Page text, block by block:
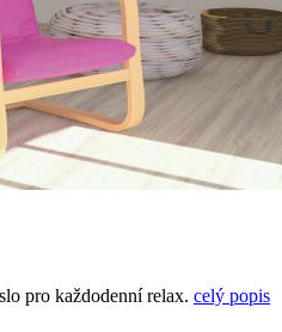
pro každodenní relax. celý popis